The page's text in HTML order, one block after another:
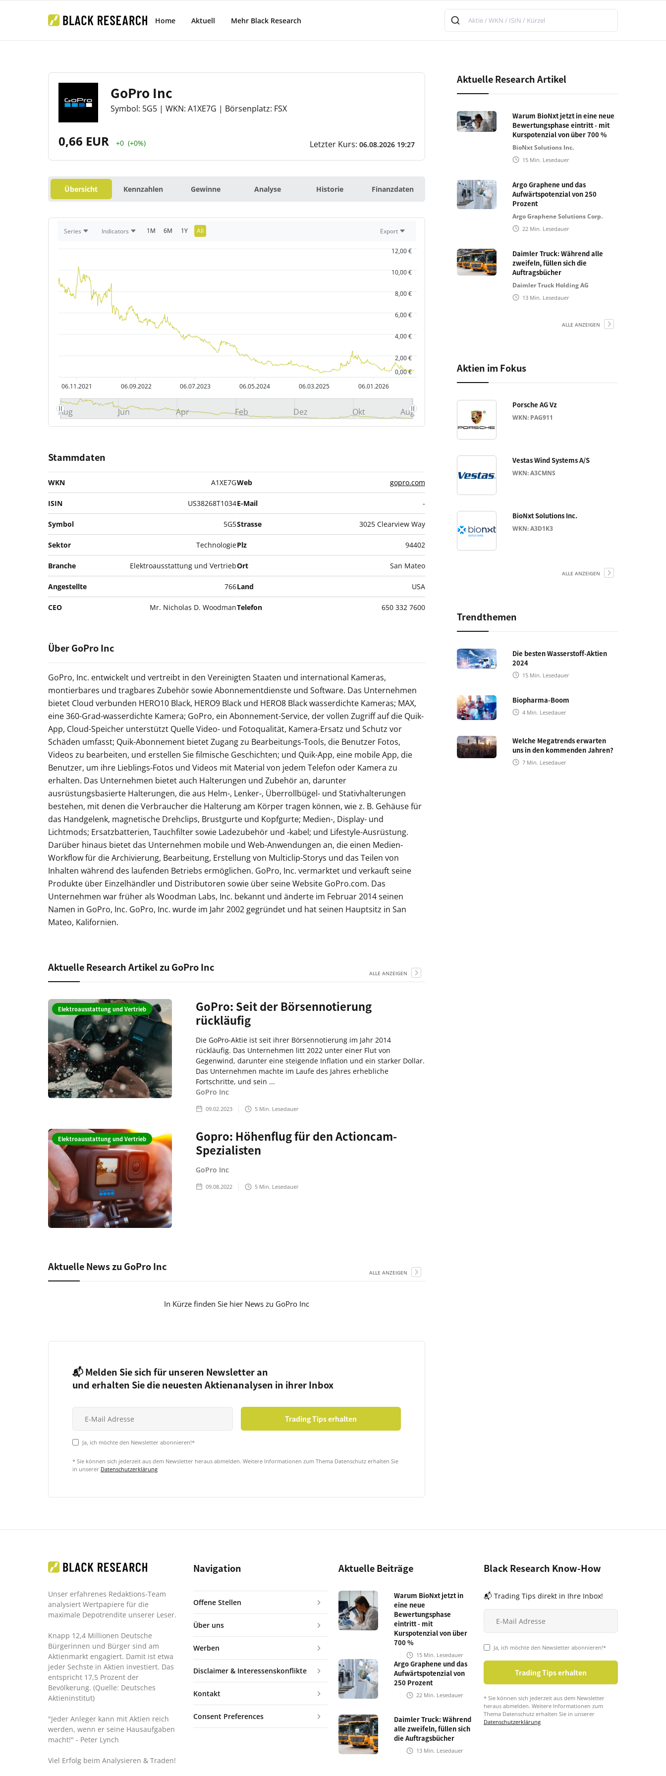
Home Aktuell Mehr Black Research
GoPro Inc
Symbol: 5G5 | WKN: A1XE7G | Börsenplatz: FSX
0,66 EUR +0 (+0%) Letzter Kurs: 06.08.2026 19:27
Übersicht Kennzahlen Gewinne Analyse Historie Finanzdaten
Series Indicators 1M 6M 1Y All Export
06.11.2021 06.09.2022 06.07.2023 06.05.2024 06.03.2025 06.01.2026
0,00 €
2,00 €
4,00 €
6,00 €
8,00 €
10,00 €
12,00 €
Aug Jun Apr Feb Dez Okt Aug
Stammdaten
WKN A1XE7G
ISIN US38268T1034
Symbol 5G5
Sektor Technologie
Branche Elektroausstattung und Vertrieb
Angestellte 766
CEO Mr. Nicholas D. Woodman
Web gopro.com
E-Mail -
Strasse 3025 Clearview Way
Plz 94402
Ort San Mateo
Land USA
Telefon 650 332 7600
Über GoPro Inc
GoPro, Inc. entwickelt und vertreibt in den Vereinigten Staaten und international Kameras,
montierbares und tragbares Zubehör sowie Abonnementdienste und Software. Das Unternehmen
bietet Cloud verbunden HERO10 Black, HERO9 Black und HERO8 Black wasserdichte Kameras; MAX,
eine 360-Grad-wasserdichte Kamera; GoPro, ein Abonnement-Service, der vollen Zugriff auf die Quik-
App, Cloud-Speicher unterstützt Quelle Video- und Fotoqualität, Kamera-Ersatz und Schutz vor
Schäden umfasst; Quik-Abonnement bietet Zugang zu Bearbeitungs-Tools, die Benutzer Fotos,
Videos zu bearbeiten, und erstellen Sie filmische Geschichten; und Quik-App, eine mobile App, die
Benutzer, um ihre Lieblings-Fotos und Videos mit Material von jedem Telefon oder Kamera zu
erhalten. Das Unternehmen bietet auch Halterungen und Zubehör an, darunter
ausrüstungsbasierte Halterungen, die aus Helm-, Lenker-, Überrollbügel- und Stativhalterungen
bestehen, mit denen die Verbraucher die Halterung am Körper tragen können, wie z. B. Gehäuse für
das Handgelenk, magnetische Drehclips, Brustgurte und Kopfgurte; Medien-, Display- und
Lichtmods; Ersatzbatterien, Tauchfilter sowie Ladezubehör und -kabel; und Lifestyle-Ausrüstung.
Darüber hinaus bietet das Unternehmen mobile und Web-Anwendungen an, die einen Medien-
Workflow für die Archivierung, Bearbeitung, Erstellung von Multiclip-Storys und das Teilen von
Inhalten während des laufenden Betriebs ermöglichen. GoPro, Inc. vermarktet und verkauft seine
Produkte über Einzelhändler und Distributoren sowie über seine Website GoPro.com. Das
Unternehmen war früher als Woodman Labs, Inc. bekannt und änderte im Februar 2014 seinen
Namen in GoPro, Inc. GoPro, Inc. wurde im Jahr 2002 gegründet und hat seinen Hauptsitz in San
Mateo, Kalifornien.
Aktuelle Research Artikel zu GoPro Inc ALLE ANZEIGEN
Elektroausstattung und Vertrieb
GoPro: Seit der Börsennotierung
rückläufig
Die GoPro-Aktie ist seit ihrer Börsennotierung im Jahr 2014
rückläufig. Das Unternehmen litt 2022 unter einer Flut von
Gegenwind, darunter eine steigende Inflation und ein starker Dollar.
Das Unternehmen machte im Laufe des Jahres erhebliche
Fortschritte, und sein ...
GoPro Inc
09.02.2023 5 Min. Lesedauer
Elektroausstattung und Vertrieb
Gopro: Höhenflug für den Actioncam-
Spezialisten
GoPro Inc
09.08.2022 5 Min. Lesedauer
Aktuelle News zu GoPro Inc ALLE ANZEIGEN
In Kürze finden Sie hier News zu GoPro Inc
📬 Melden Sie sich für unseren Newsletter an
und erhalten Sie die neuesten Aktienanalysen in ihrer Inbox
Ja, ich möchte den Newsletter abonnieren!*
* Sie können sich jederzeit aus dem Newsletter heraus abmelden. Weitere Informationen zum Thema Datenschutz erhalten Sie
in unserer Datenschutzerklärung
Aktuelle Research Artikel
Warum BioNxt jetzt in eine neue
Bewertungsphase eintritt - mit
Kurspotenzial von über 700 %
BioNxt Solutions Inc.
15 Min. Lesedauer
Argo Graphene und das
Aufwärtspotenzial von 250
Prozent
Argo Graphene Solutions Corp.
22 Min. Lesedauer
Daimler Truck: Während alle
zweifeln, füllen sich die
Auftragsbücher
Daimler Truck Holding AG
13 Min. Lesedauer
ALLE ANZEIGEN
Aktien im Fokus
Porsche AG Vz
WKN: PAG911
Vestas Wind Systems A/S
WKN: A3CMNS
BioNxt Solutions Inc.
WKN: A3D1K3
ALLE ANZEIGEN
Trendthemen
Die besten Wasserstoff-Aktien
2024
15 Min. Lesedauer
Biopharma-Boom
4 Min. Lesedauer
Welche Megatrends erwarten
uns in den kommenden Jahren?
7 Min. Lesedauer
Unser erfahrenes Redaktions-Team
analysiert Wertpapiere für die
maximale Depotrendite unserer Leser.
Knapp 12,4 Millionen Deutsche
Bürgerinnen und Bürger sind am
Aktienmarkt engagiert. Damit ist etwa
jeder Sechste in Aktien investiert. Das
entspricht 17,5 Prozent der
Bevölkerung. (Quelle: Deutsches
Aktieninstitut)
"Jeder Anleger kann mit Aktien reich
werden, wenn er seine Hausaufgaben
macht!" - Peter Lynch
Viel Erfolg beim Analysieren & Traden!
Navigation
Offene Stellen
Über uns
Werben
Disclaimer & Interessenskonflikte
Kontakt
Consent Preferences
Aktuelle Beiträge
Warum BioNxt jetzt in
eine neue
Bewertungsphase
eintritt - mit
Kurspotenzial von über
700 %
15 Min. Lesedauer
Argo Graphene und das
Aufwärtspotenzial von
250 Prozent
22 Min. Lesedauer
Daimler Truck: Während
alle zweifeln, füllen sich
die Auftragsbücher
13 Min. Lesedauer
Black Research Know-How
📬 Trading Tips direkt in Ihre Inbox!
Ja, ich möchte den Newsletter abonnieren!*
* Sie können sich jederzeit aus dem Newsletter
heraus abmelden. Weitere Informationen zum
Thema Datenschutz erhalten Sie in unserer
Datenschutzerklärung